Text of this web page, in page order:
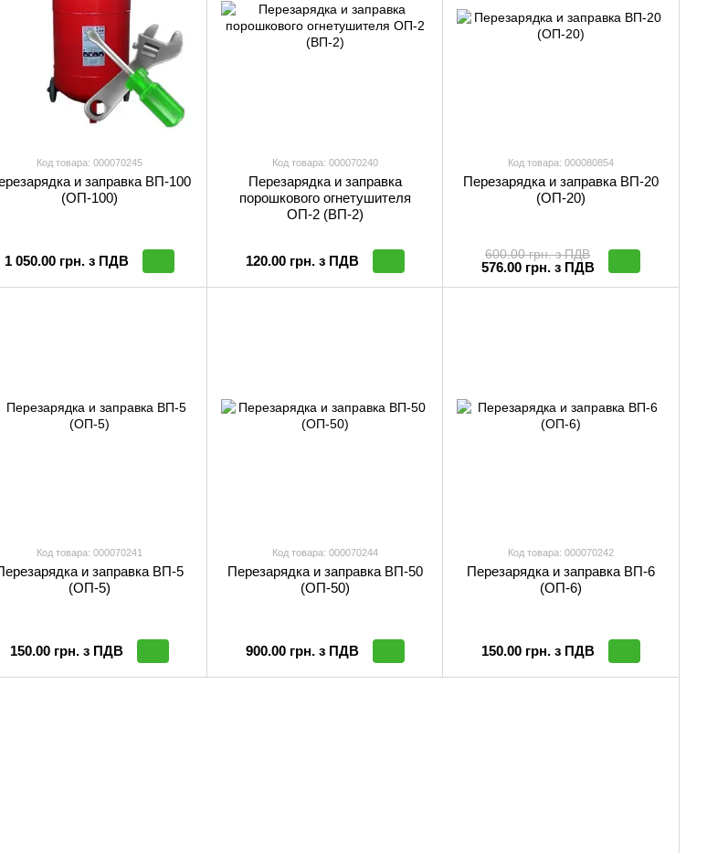
Код товара: 000070245
и заправка ВП-100
(ОП-100)
1 050.00 грн. з ПДВ
Код товара: 000070240
Перезарядка и заправка
порошкового огнетушителя
ОП-2 (ВП-2)
120.00 грн. з ПДВ
Код товара: 000080854
Перезарядка и заправка ВП-20
(ОП-20)
600.00 грн. з ПДВ
576.00 грн. з ПДВ
Код товара: 000070241
и заправка ВП-5
(ОП-5)
150.00 грн. з ПДВ
Код товара: 000070244
Перезарядка и заправка ВП-50
(ОП-50)
900.00 грн. з ПДВ
Код товара: 000070242
Перезарядка и заправка ВП-6
(ОП-6)
150.00 грн. з ПДВ